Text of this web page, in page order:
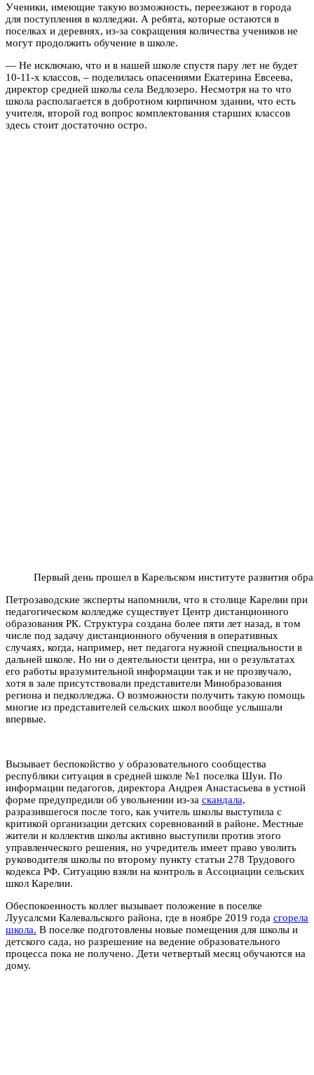
Ученики, имеющие такую возможность, переезжают в города
для поступления в колледжи. А ребята, которые остаются в
поселках и деревнях, из-за сокращения количества учеников не
могут продолжить обучение в школе.
— Не исключаю, что и в нашей школе спустя пару лет не будет
10-11-х классов, – поделилась опасениями Екатерина Евсеева,
директор средней школы села Ведлозеро. Несмотря на то что
школа располагается в добротном кирпичном здании, что есть
учителя, второй год вопрос комплектования старших классов
здесь стоит достаточно остро.
Первый день прошел в Карельском институте развития
Петрозаводские эксперты напомнили, что в столице Карелии при
педагогическом колледже существует Центр дистанционного
образования РК. Структура создана более пяти лет назад, в том
числе под задачу дистанционного обучения в оперативных
случаях, когда, например, нет педагога нужной специальности в
дальней школе. Но ни о деятельности центра, ни о результатах
его работы вразумительной информации так и не прозвучало,
хотя в зале присутствовали представители Минобразования
региона и педколледжа. О возможности получить такую помощь
многие из представителей сельских школ вообще услышали
впервые.
Вызывает беспокойство у образовательного сообщества
республики ситуация в средней школе №1 поселка Шуи. По
информации педагогов, директора Андрея Анастасьева в устной
форме предупредили об увольнении из-за скандала,
разразившегося после того, как учитель школы выступила с
критикой организации детских соревнований в районе. Местные
жители и коллектив школы активно выступили против этого
управленческого решения, но учредитель имеет право уволить
руководителя школы по второму пункту статьи 278 Трудового
кодекса РФ. Ситуацию взяли на контроль в Ассоциации сельских
школ Карелии.
Обеспокоенность коллег вызывает положение в поселке
Луусалсми Калевальского района, где в ноябре 2019 года сгорела
школа. В поселке подготовлены новые помещения для школы и
детского сада, но разрешение на ведение образовательного
процесса пока не получено. Дети четвертый месяц обучаются на
дому.